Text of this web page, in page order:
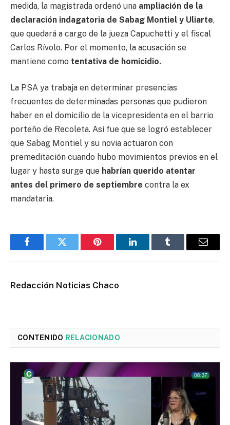
medida, la magistrada ordenó una ampliación de la
declaración indagatoria de Sabag Montiel y Uliarte,
que quedará a cargo de la jueza Capuchetti y el fiscal
Carlos Rívolo. Por el momento, la acusación se
mantiene como tentativa de homicidio.
La PSA ya trabaja en determinar presencias
frecuentes de determinadas personas que pudieron
haber en el domicilio de la vicepresidenta en el barrio
porteño de Recoleta. Así fue que se logró establecer
que Sabag Montiel y su novia actuaron con
premeditación cuando hubo movimientos previos en el
lugar y hasta surge que habrían querido atentar
antes del primero de septiembre contra la ex
mandataria.
FacebookTwitter Pinterest LinkedInTumblr Email
Redacción Noticias Chaco
CONTENIDO RELACIONADO